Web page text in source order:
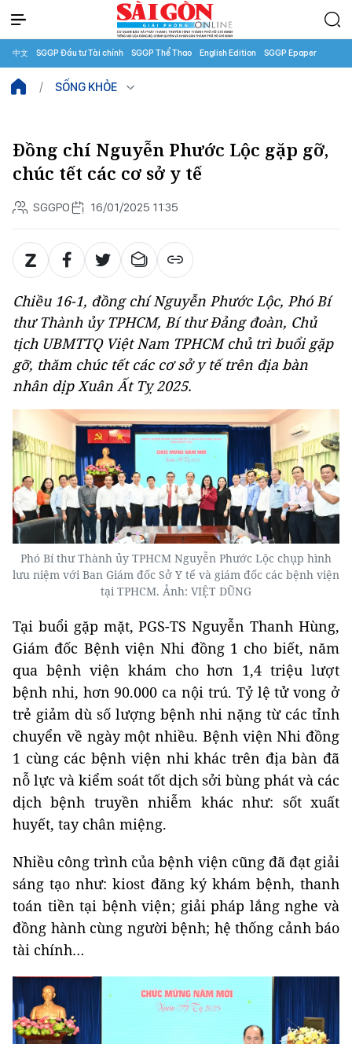
中文 SGGP Đầu tư Tài chính SGGP Thể Thao English Edition SGGP Epaper
SỐNG KHỎE
Đồng chí Nguyễn Phước Lộc gặp gỡ,
chúc tết các cơ sở y tế
SGGPO 16/01/2025 11:35
Chiều 16-1, đồng chí Nguyễn Phước Lộc, Phó Bí
thư Thành ủy TPHCM, Bí thư Đảng đoàn, Chủ
tịch UBMTTQ Việt Nam TPHCM chủ trì buổi gặp
gỡ, thăm chúc tết các cơ sở y tế trên địa bàn
nhân dịp Xuân Ất Tỵ 2025.
Phó Bí thư Thành ủy TPHCM Nguyễn Phước Lộc chụp hình
lưu niệm với Ban Giám đốc Sở Y tế và giám đốc các bệnh viện
tại TPHCM. Ảnh: VIỆT DŨNG
Tại buổi gặp mặt, PGS-TS Nguyễn Thanh Hùng,
Giám đốc Bệnh viện Nhi đồng 1 cho biết, năm
qua bệnh viện khám cho hơn 1,4 triệu lượt
bệnh nhi, hơn 90.000 ca nội trú. Tỷ lệ tử vong ở
trẻ giảm dù số lượng bệnh nhi nặng từ các tỉnh
chuyển về ngày một nhiều. Bệnh viện Nhi đồng
1 cùng các bệnh viện nhi khác trên địa bàn đã
nỗ lực và kiểm soát tốt dịch sởi bùng phát và các
dịch bệnh truyền nhiễm khác như: sốt xuất
huyết, tay chân miệng.
Nhiều công trình của bệnh viện cũng đã đạt giải
sáng tạo như: kiost đăng ký khám bệnh, thanh
toán tiền tại bệnh viện; giải pháp lắng nghe và
đồng hành cùng người bệnh; hệ thống cảnh báo
tài chính…